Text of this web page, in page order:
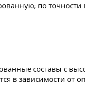
по
составы с
в зависимости от